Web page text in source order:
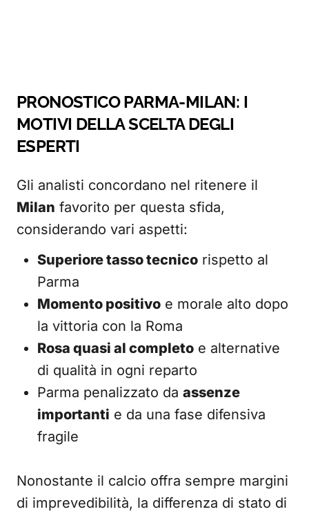
PRONOSTICO PARMA-MILAN: I
MOTIVI DELLA SCELTA DEGLI
ESPERTI
Gli analisti concordano nel ritenere il
Milan favorito per questa sfida,
considerando vari aspetti:
Superiore tasso tecnico rispetto al
Parma
Momento positivo e morale alto dopo
la vittoria con la Roma
Rosa quasi al completo e alternative
di qualità in ogni reparto
Parma penalizzato da assenze
importanti e da una fase difensiva
fragile
Nonostante il calcio offra sempre margini
di imprevedibilità, la differenza di stato di